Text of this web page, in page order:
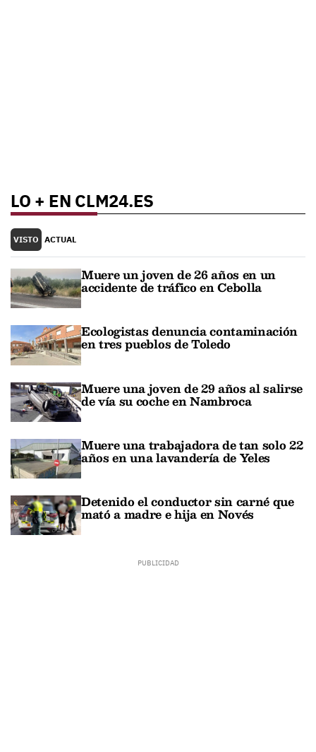
LO + EN CLM24.ES
VISTO ACTUAL
Muere un joven de 26 años en un
accidente de tráfico en Cebolla
Ecologistas denuncia contaminación
en tres pueblos de Toledo
Muere una joven de 29 años al salirse
de vía su coche en Nambroca
Muere una trabajadora de tan solo 22
años en una lavandería de Yeles
Detenido el conductor sin carné que
mató a madre e hija en Novés